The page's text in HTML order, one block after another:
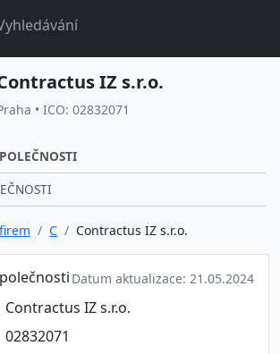
IZ s.r.o.
• ICO: 02832071
C Contractus IZ s.r.o.
Datum aktualizace: 21.05.2024
Contractus IZ s.r.o.
02832071